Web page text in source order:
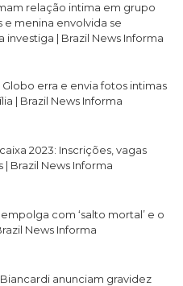
relação intima em grupo
menina envolvida se
investiga | Brazil News Informa
erra e envia fotos intimas
| Brazil News Informa
2023: Inscrições, vagas
| Brazil News Informa
com ‘salto mortal’ e o
News Informa
anunciam gravidez